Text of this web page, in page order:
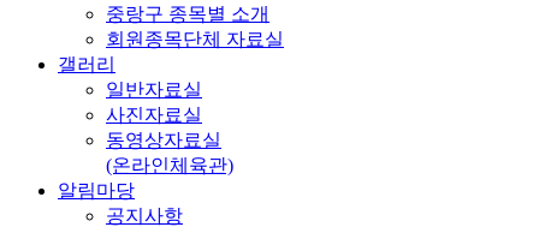
중랑구 종목별 소개
회원종목단체 자료실
갤러리
일반자료실
사진자료실
동영상자료실
(온라인체육관)
알림마당
공지사항